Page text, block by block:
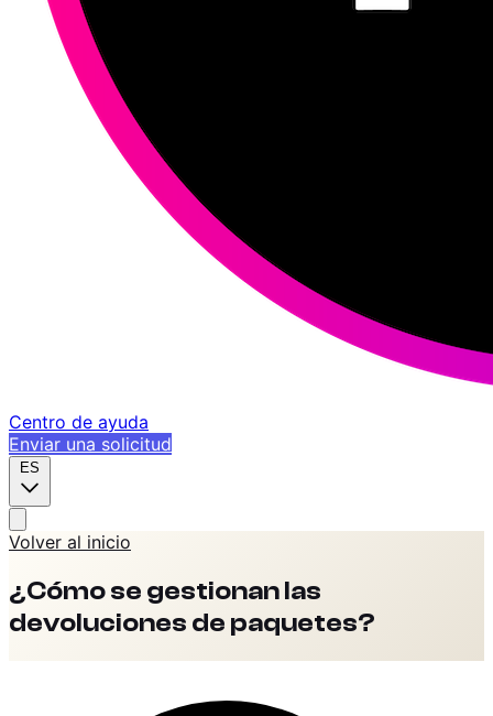
Centro de ayuda
Enviar una solicitud
ES
Volver al inicio
¿Cómo se gestionan las
devoluciones de paquetes?